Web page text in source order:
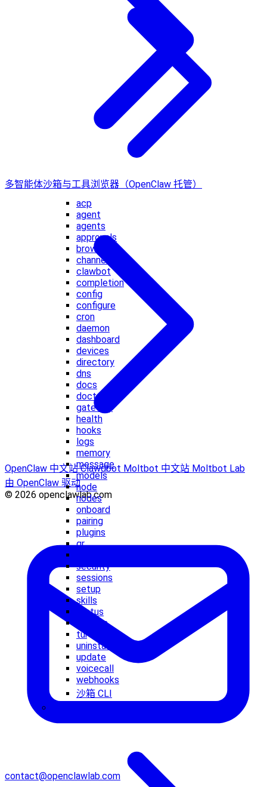
acp
agent
agents
approvals
browser
channels
clawbot
completion
config
configure
cron
daemon
dashboard
devices
directory
dns
docs
doctor
gateway
health
hooks
logs
memory
message
models
node
nodes
onboard
pairing
plugins
qr
security
sessions
setup
skills
status
system
tui
uninstall
update
voicecall
webhooks
沙箱 CLI
多智能体沙箱与工具浏览器（OpenClaw 托管）
OpenClaw 中文站Clawdbot Moltbot 中文站 Moltbot Lab
由 OpenClaw 驱动
© 2026 openclawlab.com
contact@openclawlab.com